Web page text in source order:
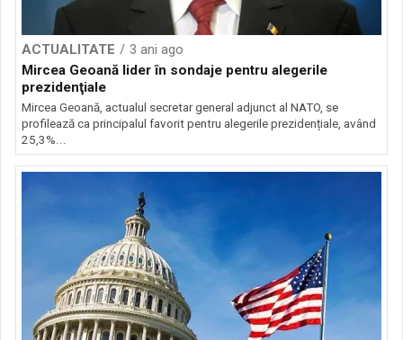
ACTUALITATE
3 ani ago
Mircea Geoană lider în sondaje pentru alegerile
prezidenţiale
Mircea Geoană, actualul secretar general adjunct al NATO, se
profilează ca principalul favorit pentru alegerile prezidențiale, având
25,3%...